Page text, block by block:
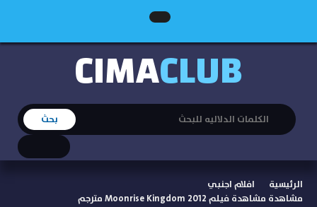
CIMACLUB
الرئيسية
افلام اجنبي
مشاهدة مشاهدة فيلم Moonrise Kingdom 2012 مترجم